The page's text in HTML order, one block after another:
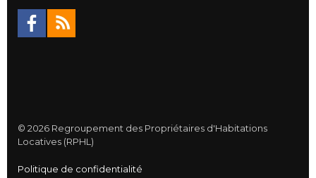
© 2026 Regroupement des Propriétaires d'Habitations
Locatives (RPHL)
Politique de confidentialité